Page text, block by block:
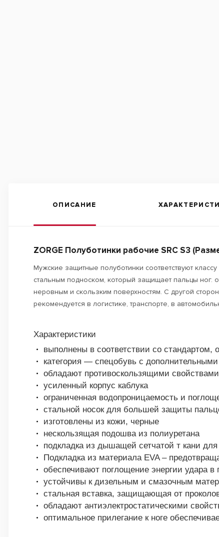
ОПИСАНИЕ
ZORGE Полуботинки рабочие SRC S3
Мужские защитные полуботинки соответствуют
стальным подноском, который защищает пальцы ног.
неровным и скользким поверхностям. С другой
рекомендуется в логистике, транспорте, в
Характеристики
выполнены в соответствии со
категория — спецобувь с
обладают противоскользящими
усиленный корпус каблука
ограниченная водопроницаемость и
стальной носок для большей защиты
изготовлены из кожи, черные
нескользящая подошва из полиуретана
подкладка из дышащей сетчатой т кани
Подкладка из материала EVA –
обеспечивают поглощение энергии удара в
устойчивы к дизельным и смазочным
стальная вставка, защищающая от
обладают антиэлектростатическими
оптимальное прилегание к ноге